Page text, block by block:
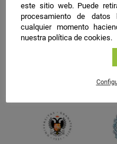
este sitio web. Puede
procesamiento de
cualquier momento
nuestra política de cookies.